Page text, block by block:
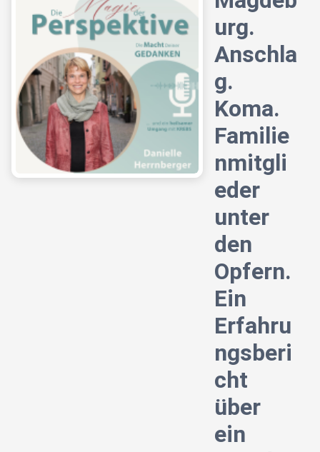
urg.
Anschla
g.
Koma.
Familie
nmitgli
eder
unter
den
Opfern.
Ein
Erfahru
ngsberi
cht
über
ein